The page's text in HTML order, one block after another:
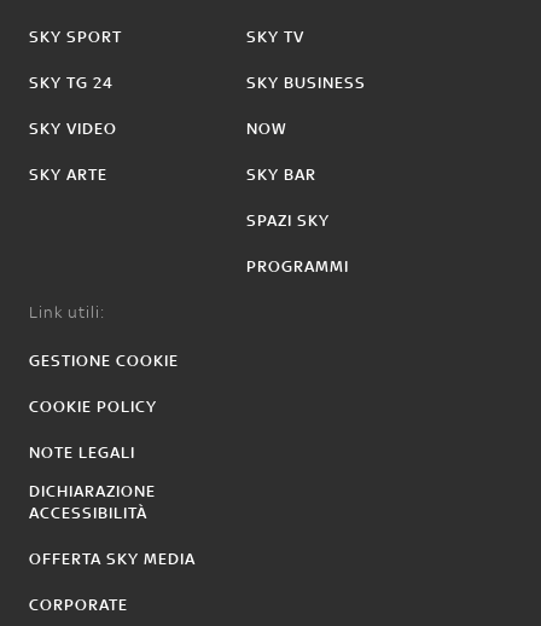
SKY SPORT
SKY TG 24
SKY VIDEO
SKY ARTE
SKY TV
SKY BUSINESS
NOW
SKY BAR
SPAZI SKY
PROGRAMMI
Link utili:
GESTIONE COOKIE
COOKIE POLICY
NOTE LEGALI
DICHIARAZIONE
ACCESSIBILITÀ
OFFERTA SKY MEDIA
CORPORATE